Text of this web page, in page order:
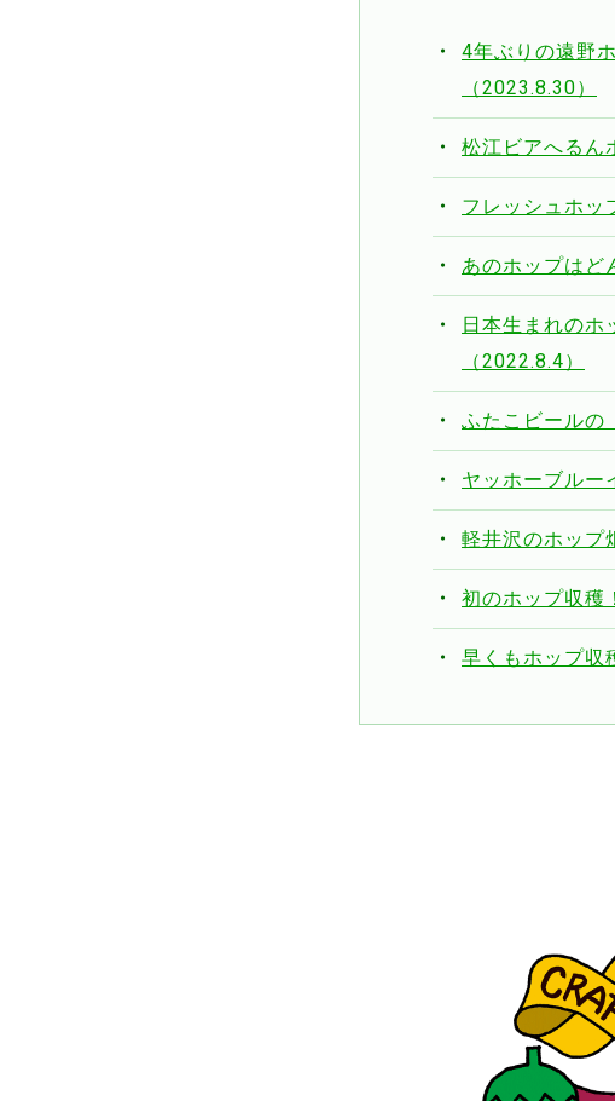
4年ぶりの遠野
（2023.8.30）
松江ビアへるん
フレッシュホッ
あのホップはど
日本生まれのホ
（2022.8.4）
ふたこビールの
ヤッホーブルー
軽井沢のホップ
初のホップ収穫
早くもホップ収